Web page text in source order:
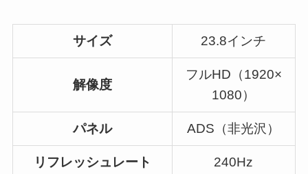
サイズ 23.8インチ
解像度
フルHD（1920×
1080）
パネル ADS（非光沢）
リフレッシュレート 240Hz